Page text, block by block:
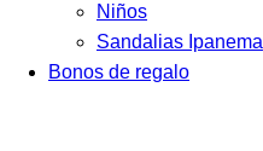
Niños
Sandalias Ipanema
Bonos de regalo